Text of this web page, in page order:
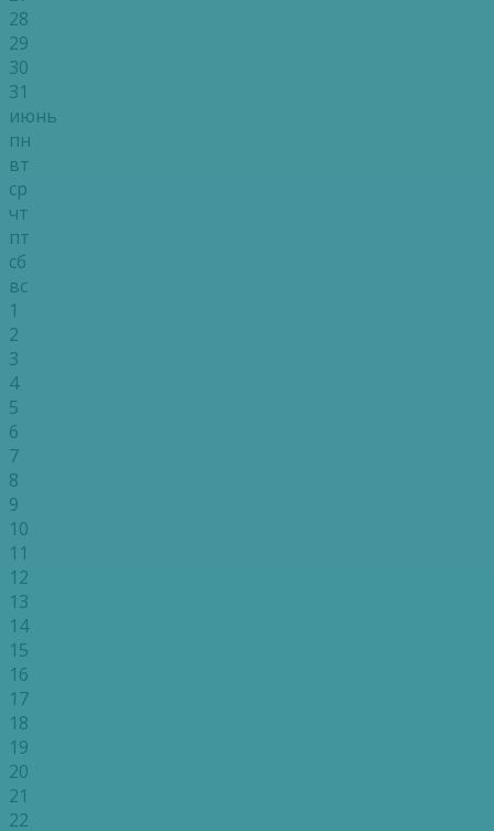
28
29
30
31
июнь
пн
вт
ср
чт
пт
сб
вс
1
2
3
4
5
6
7
8
9
10
11
12
13
14
15
16
17
18
19
20
21
22